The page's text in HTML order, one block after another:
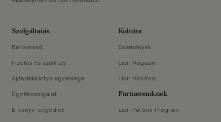
Szolgáltatás
Boltkereső
Fizetés és szállítás
Ajándékkártya egyenlege
Ügyfélszolgálat
E-könyv-segédlet
Kultúra
Események
Libri Magazin
Libri Mini Polc
Partnereinknek
Libri Partner Program